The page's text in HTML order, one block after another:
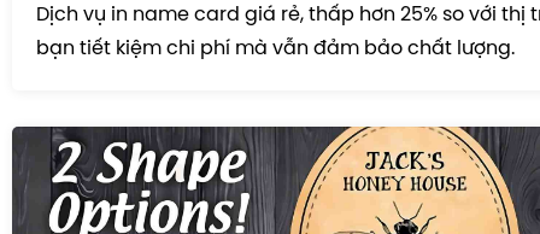
Dịch vụ in name card giá rẻ, thấp hơn 25% so với thị
bạn tiết kiệm chi phí mà vẫn đảm bảo chất lượng.